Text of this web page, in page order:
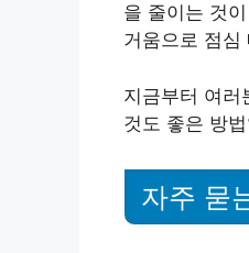
을 줄이는 것
거움으로 점심
지금부터 여러
것도 좋은 방
자주 묻